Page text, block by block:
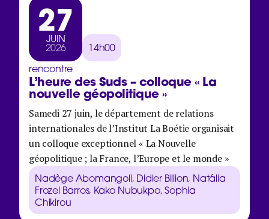
27
JUIN
2026
14h00
rencontre
L’heure des Suds – colloque « La
nouvelle géopolitique »
Samedi 27 juin, le département de relations
internationales de l’Institut La Boétie organisait
un colloque exceptionnel « La Nouvelle
géopolitique ; la France, l’Europe et le monde »
Nadège Abomangoli, Didier Billion, Natália
Frozel Barros, Kako Nubukpo, Sophia
Chikirou